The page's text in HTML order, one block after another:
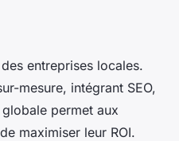
entreprises locales.
mesure, intégrant SEO,
permet aux
maximiser leur ROI.